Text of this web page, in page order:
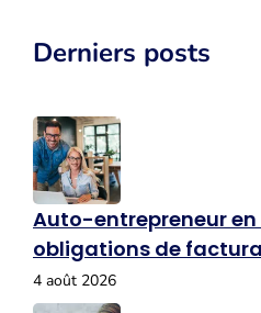
Derniers posts
Auto-entrepreneur en
obligations de
4 août 2026